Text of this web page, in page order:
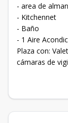
- area de
- Kitchennet
- Baño
- 1 Aire
Plaza con:
cámaras de